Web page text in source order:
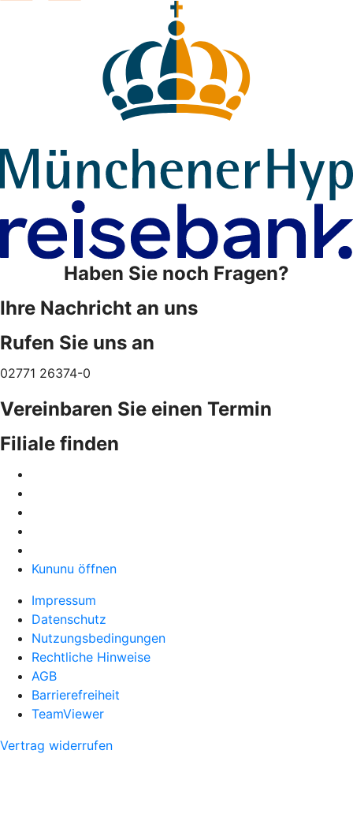
Haben Sie noch Fragen?
Ihre Nachricht an uns
Rufen Sie uns an
02771 26374-0
Vereinbaren Sie einen Termin
Filiale finden
Kununu öffnen
Impressum
Datenschutz
Nutzungsbedingungen
Rechtliche Hinweise
AGB
Barrierefreiheit
TeamViewer
Vertrag widerrufen